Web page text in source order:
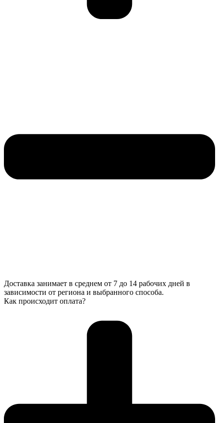
Доставка занимает в среднем от 7 до 14 рабочих дней в
зависимости от региона и выбранного способа.
Как происходит оплата?